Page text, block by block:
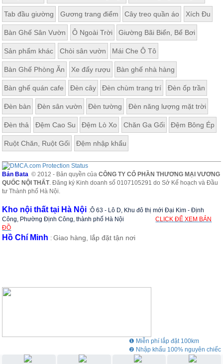
Tab đầu giường Gương trang điểm Cây treo quần áo Xích Đu
Bàn Ghế Sân Vườn Ô Ngoài Trời Giường Bãi Biển, Bể Bơi
Sản phẩm khác Chòi sân vườn Mái Che Ô Tô
Bàn Ghế Phòng Ăn Xe đẩy rượu Bàn ghế nhà hàng
Bàn ghế quán cafe Đèn cây Đèn chùm trang trí Đèn ốp trần
Đèn bàn Đèn sân vườn Đèn tường Đèn năng lượng mặt trời
Đèn thả Đệm Cao Su Đệm Lò Xo Chăn Ga Gối Đệm Bông Ép
Ruột Chăn, Ruột Gối Đệm nhập khẩu
Bản Bata © 2012 - Bản quyền củaCÔNG TY CỔ PHẦN THƯƠNG MẠI VƯƠNG
QUỐC NỘI THẤT. Đăng ký Kinh doanh số 0107105291 do Sở Kế hoạch và Đầu
tư Thành phố Hà Nội.
Kho nội thất tại Hà Nội :Ô 63 - Lô D, Khu đô thị mới Đại Kim - Định
Công, Phường Định Công, thành phố Hà Nội
CLICK ĐỂ XEM BẢN
ĐỒ
Hồ Chí Minh :Giao hàng, lắp đặt tận nơi
❶ Miễn phí lắp đặt 100km
❷ Nhập khẩu 100% nguyên chiếc
❸ Showroom rộng 3000m2